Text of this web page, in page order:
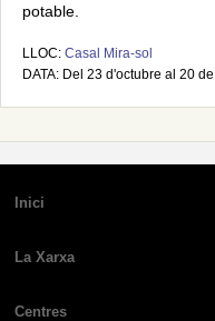
potable.
LLOC: Casal Mira-sol
DATA: Del 23 d'octubre al 20
Inici
La Xarxa
Centres